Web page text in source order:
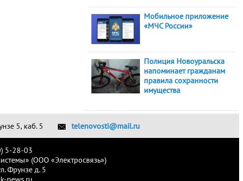
Мобильное приложение
«МЧС России»
Полиция Новоуральска
напоминает гражданам
правила сохранности
имущества
5, каб. 5 telenovosti@mail.ru
5-28-03
(ООО «Электросвязь»)
Фрунзе д. 5